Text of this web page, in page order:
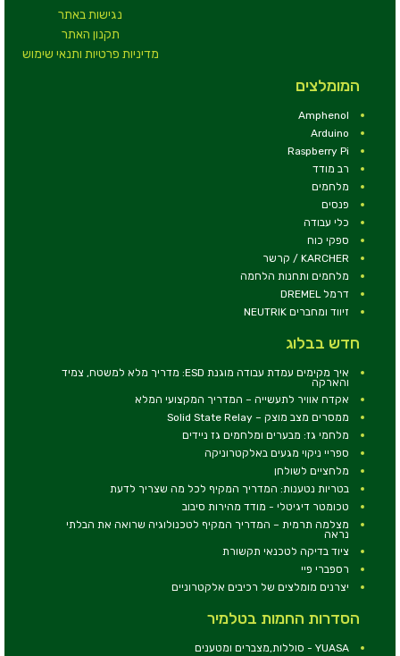
נגישות באתר
תקנון האתר
מדיניות פרטיות ותנאי שימוש
המומלצים
Amphenol
Arduino
Raspberry Pi
רב מודד
מלחמים
פנסים
כלי עבודה
ספקי כוח
KARCHER / קרשר
מלחמים ותחנות הלחמה
דרמל DREMEL
זיווד ומחברים NEUTRIK
חדש בבלוג
איך מקימים עמדת עבודה מוגנת ESD: מדריך מלא למשטח, צמיד
והארקה
אקדח אוויר לתעשייה – המדריך המקצועי המלא
ממסרים מצב מוצק – Solid State Relay
מלחמי גז: מבערים ומלחמים גז ניידים
ספריי ניקוי מגעים באלקטרוניקה
מלחציים לשולחן
בטריות נטענות: המדריך המקיף לכל מה שצריך לדעת
טכומטר דיגיטלי - מודד מהירות סיבוב
מצלמה תרמית – המדריך המקיף לטכנולוגיה שרואה את הבלתי
נראה
ציוד בדיקה לטכנאי תקשורת
רספברי פיי
יצרנים מומלצים של רכיבים אלקטרוניים
הסדרות החמות בטלמיר
YUASA - סוללות,מצברים ומטענים